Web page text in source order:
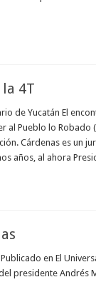
4T
de Yucatán El
al Pueblo lo Robado
Cárdenas es un
años, al ahora
en El
presidente Andrés